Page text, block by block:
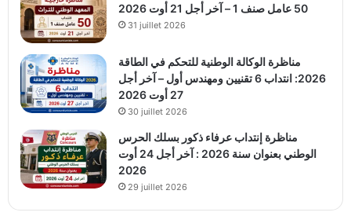
50 عامل صنف 1 – آخر أجل 21 أوت 2026
31 juillet 2026
مناظرة الوكالة الوطنية للتحكم في الطاقة
2026: انتداب 6 تقنيين ومهندس أول – آخر أجل
27 أوت 2026
30 juillet 2026
مناظرة إنتداب عرفاء ذكور بسلك الحرس
الوطني بعنوان سنة 2026 : آخر أجل 24 أوت
2026
29 juillet 2026